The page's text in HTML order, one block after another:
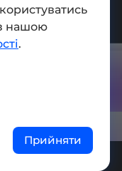
нашою
.
Прийняти